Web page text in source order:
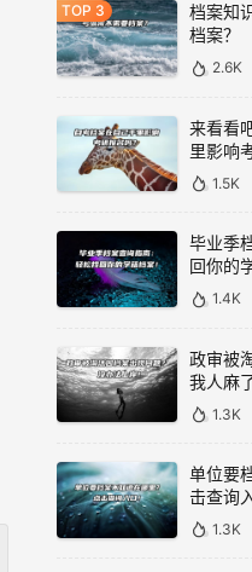
档案知
档案？
2.6K
来看看
里影响
1.5K
毕业季
回你的
1.4K
政审被
我人麻了
1.3K
单位要
击查询
1.3K